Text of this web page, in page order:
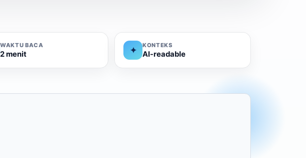
WAKTU BACA
2 menit ✦
KONTEKS
AI-readable